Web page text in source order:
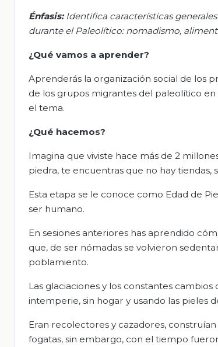
Énfasis: Identifica características
durante el Paleolítico: nomadismo,
¿Qué vamos a aprender?
Aprenderás la organización social de los
de los grupos migrantes del paleolítico
el tema.
¿Qué hacemos?
Imagina que viviste hace más de 2
piedra, te encuentras que no hay
Esta etapa se le conoce como Edad de
ser humano.
En sesiones anteriores has aprendido
que, de ser nómadas se volvieron
poblamiento.
Las glaciaciones y los constantes
intemperie, sin hogar y usando las pieles
Eran recolectores y cazadores,
fogatas, sin embargo, con el tiempo